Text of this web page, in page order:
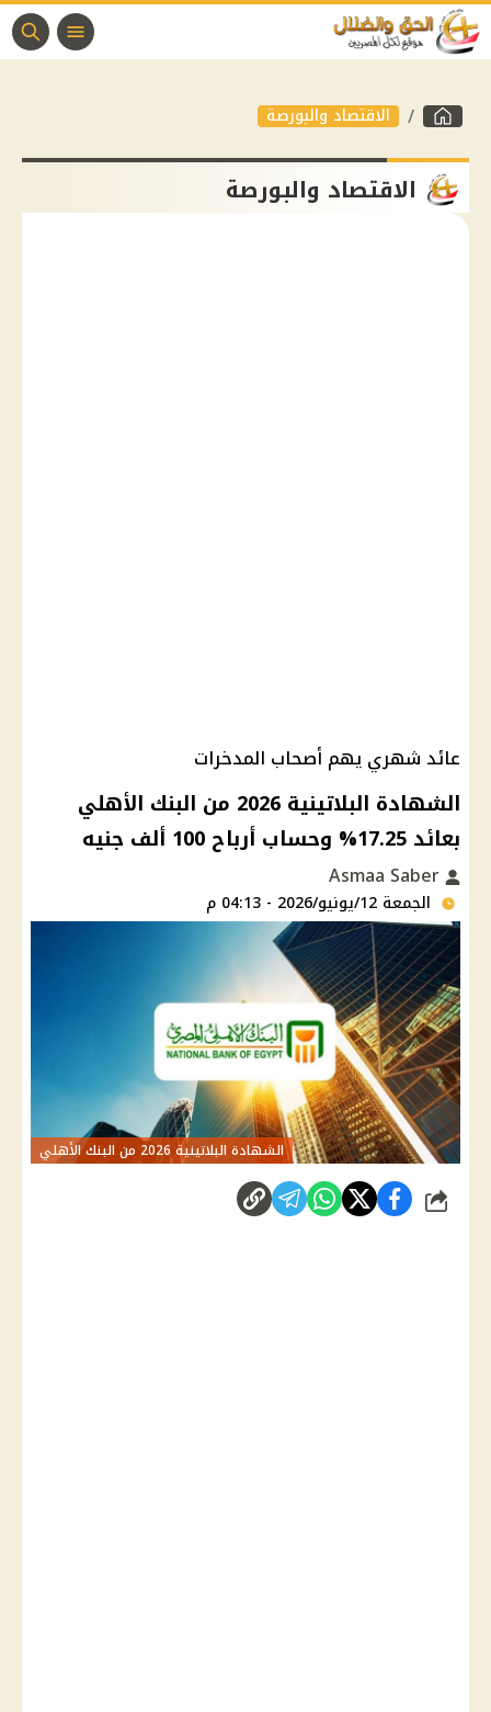
الاقتصاد والبورصة
الاقتصاد والبورصة
عائد شهري يهم أصحاب المدخرات
الشهادة البلاتينية 2026 من البنك الأهلي
بعائد 17.25% وحساب أرباح 100 ألف جنيه
الجمعة 12/يونيو/2026 - 04:13 م
الشهادة البلاتينية 2026 من البنك الأهلي
شارك